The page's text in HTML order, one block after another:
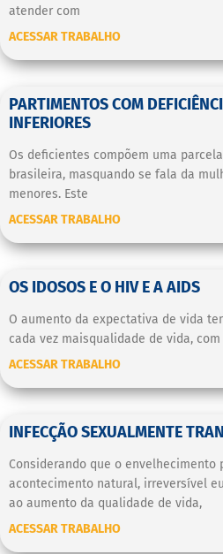
atender com
ACESSAR TRABALHO
PARTIMENTOS COM
INFERIORES
Os deficientes compõem uma
brasileira, masquando se fala da
menores. Este
ACESSAR TRABALHO
OS IDOSOS E O HIV E A AIDS
O aumento da expectativa de vida
cada vez maisqualidade de vida,
ACESSAR TRABALHO
INFECÇÃO SEXUALMENTE
Considerando que o envelhecimento
acontecimento natural, irreversível
ao aumento da qualidade de vida,
ACESSAR TRABALHO